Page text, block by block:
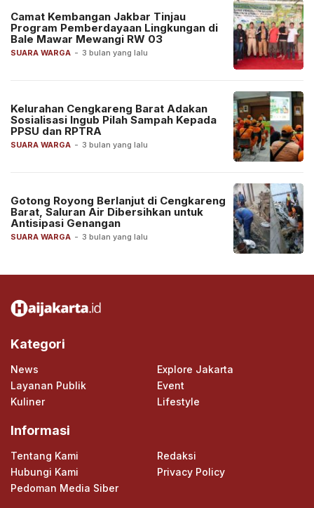
SUARA WARGA - 3 bulan yang lalu
Camat Kembangan Jakbar Tinjau
Program Pemberdayaan Lingkungan di
Bale Mawar Mewangi RW 03
SUARA WARGA - 3 bulan yang lalu
Kelurahan Cengkareng Barat Adakan
Sosialisasi Ingub Pilah Sampah Kepada
PPSU dan RPTRA
SUARA WARGA - 3 bulan yang lalu
Gotong Royong Berlanjut di Cengkareng
Barat, Saluran Air Dibersihkan untuk
Antisipasi Genangan
Kategori
News
Explore Jakarta
Layanan Publik
Event
Kuliner
Lifestyle
Informasi
Tentang Kami
Redaksi
Hubungi Kami
Privacy Policy
Pedoman Media Siber